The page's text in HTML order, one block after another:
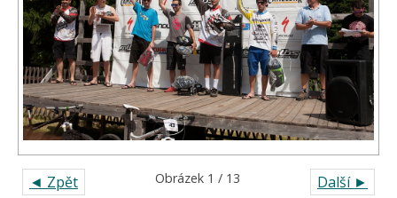
◄ Zpět Další ►
Obrázek 1 / 13